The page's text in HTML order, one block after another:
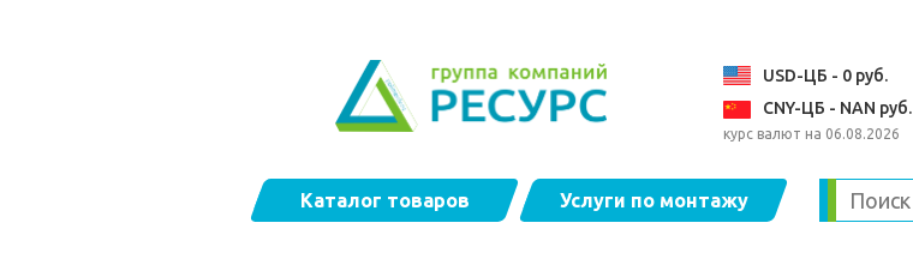
USD-ЦБ - 0 руб.
CNY-ЦБ - NAN руб.
курс валют на 06.08.2026
Каталог товаров Услуги по монтажу